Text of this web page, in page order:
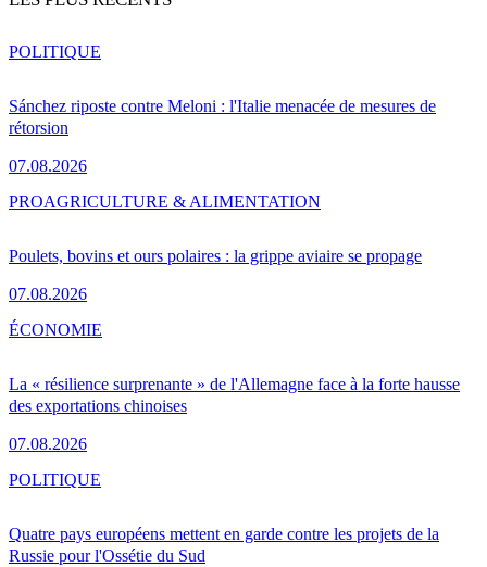
Sánchez riposte contre Meloni : l'Italie menacée de mesures de
rétorsion
07.08.2026
POLITIQUE
Poulets, bovins et ours polaires : la grippe aviaire se propage
07.08.2026
PROAGRICULTURE & ALIMENTATION
La « résilience surprenante » de l'Allemagne face à la forte hausse
des exportations chinoises
07.08.2026
ÉCONOMIE
Quatre pays européens mettent en garde contre les projets de la
Russie pour l'Ossétie du Sud
POLITIQUE